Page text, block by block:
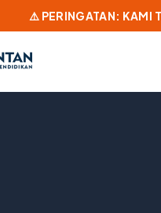
⚠️ PERINGATAN: KAMI